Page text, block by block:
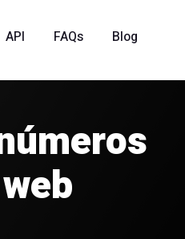
API FAQs
Blog